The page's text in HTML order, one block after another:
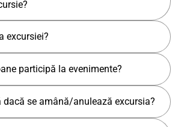
excursiei?
participă la evenimente?
dacă se amână/anulează excursia?